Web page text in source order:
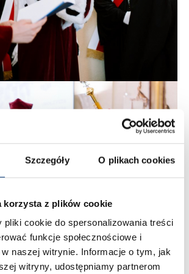
Szczegóły O plikach cookies
korzysta z plików cookie
pliki cookie do spersonalizowania treści
funkcje społecznościowe i
naszej witrynie. Informacje o tym, jak
witryny, udostępniamy partnerom